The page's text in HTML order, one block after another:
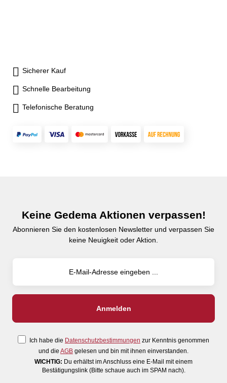
Sicherer Kauf
Schnelle Bearbeitung
Telefonische Beratung
Keine Gedema Aktionen verpassen!
Abonnieren Sie den kostenlosen Newsletter und verpassen Sie
keine Neuigkeit oder Aktion.
Ich habe die Datenschutzbestimmungen zur Kenntnis genommen
und die AGB gelesen und bin mit ihnen einverstanden.
WICHTIG: Du erhältst im Anschluss eine E-Mail mit einem
Bestätigungslink (Bitte schaue auch im SPAM nach).